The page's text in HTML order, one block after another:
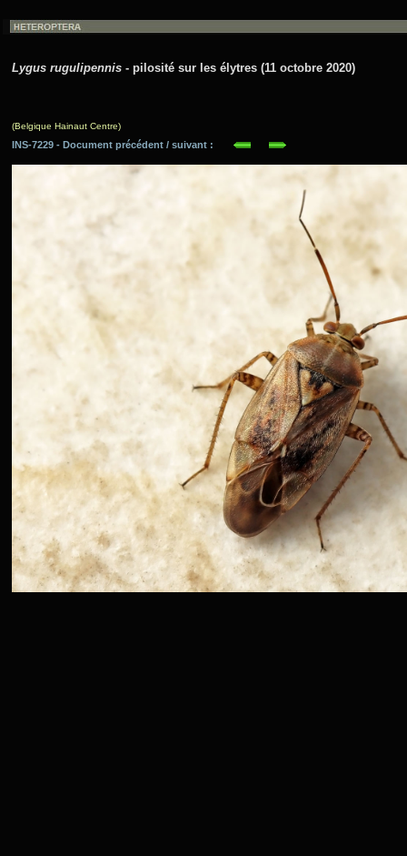
Lygus rugulipennis - pilosité sur les élytres (11 octobre 2020)
(Belgique Hainaut Centre)
INS-7229 - Document précédent / suivant :